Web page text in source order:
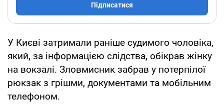
Підписатися
У Києві затримали раніше судимого чоловіка,
який, за інформацією слідства, обікрав жінку
на вокзалі. Зловмисник забрав у потерпілої
рюкзак з грішми, документами та мобільним
телефоном.